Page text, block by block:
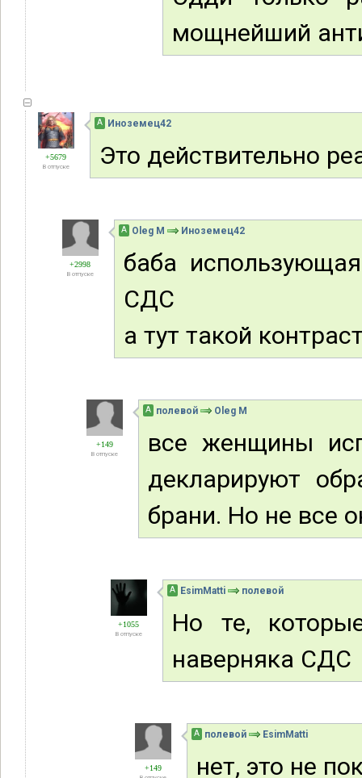
мощнейший
+5679
В отпуске
А Иноземец42
Это действительно
+2998
В отпуске
А Oleg M Иноземец42
баба
СДС
а тут такой
+149
В отпуске
А полевой Oleg M
все женщины
декларируют
брани. Но не все
+1055
В отпуске
А EsimMatti полевой
Но те,
наверняка СДС
+149
А полевой EsimMatti
нет, это не